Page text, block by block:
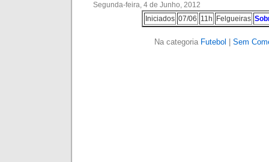
Segunda-feira, 4 de Junho, 2012
Iniciados 07/06 11h Felgueiras
Na categoria Futebol Sem